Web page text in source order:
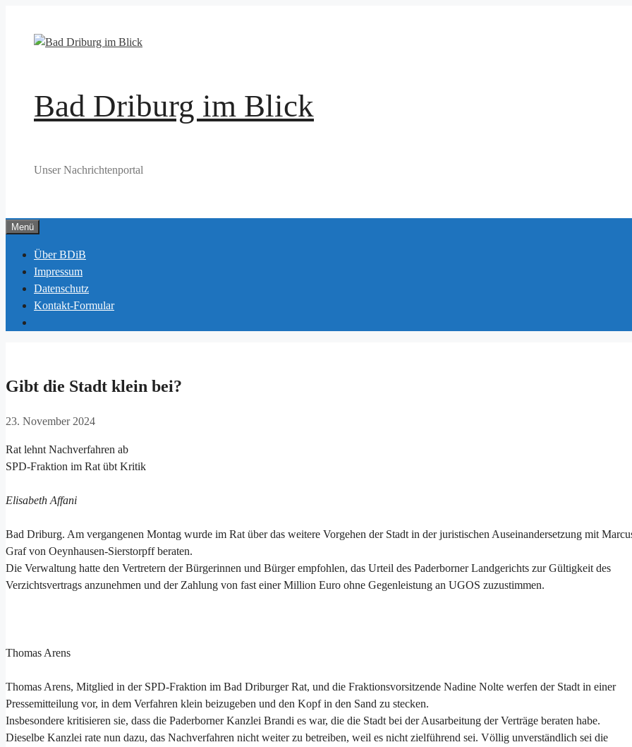
springen
Bad Driburg im Blick
Unser Nachrichtenportal
Menü
Über BDiB
Impressum
Datenschutz
Kontakt-Formular
Gibt die Stadt klein bei?
23. November 2024
Rat lehnt Nachverfahren ab
SPD-Fraktion im Rat übt Kritik
Elisabeth Affani
Bad Driburg. Am vergangenen Montag wurde im Rat über das weitere Vorgehen der Stadt in der juristischen Auseinandersetzung mit
Graf von Oeynhausen-Sierstorpff beraten.
Die Verwaltung hatte den Vertretern der Bürgerinnen und Bürger empfohlen, das Urteil des Paderborner Landgerichts zur Gültigkeit des
Verzichtsvertrags anzunehmen und der Zahlung von fast einer Million Euro ohne Gegenleistung an UGOS zuzustimmen.
Thomas Arens
Thomas Arens, Mitglied in der SPD-Fraktion im Bad Driburger Rat, und die Fraktionsvorsitzende Nadine Nolte werfen der Stadt in einer
Pressemitteilung vor, in dem Verfahren klein beizugeben und den Kopf in den Sand zu stecken.
Insbesondere kritisieren sie, dass die Paderborner Kanzlei Brandi es war, die die Stadt bei der Ausarbeitung der Verträge beraten habe.
Dieselbe Kanzlei rate nun dazu, das Nachverfahren nicht weiter zu betreiben, weil es nicht zielführend sei. Völlig unverständlich sei die